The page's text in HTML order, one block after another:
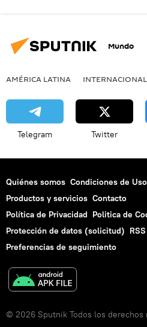
Mundo
AMÉRICA LATINA INTERNACIONAL
Telegram Twitter
Quiénes somos Condiciones de Uso
Productos y servicios Contacto
Política de Privacidad Politica de
Protección de datos (solicitud) RSS
Preferencias de seguimiento
© 2026 Sputnik Todos los derechos